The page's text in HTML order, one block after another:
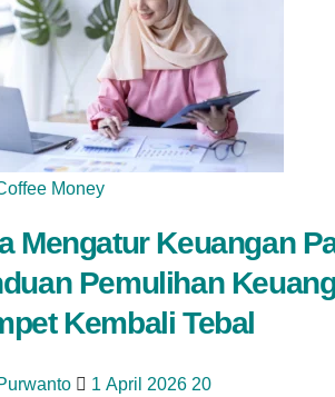
Money
Mengatur Keuangan
Pemulihan
Kembali Tebal
1 April 2026 20